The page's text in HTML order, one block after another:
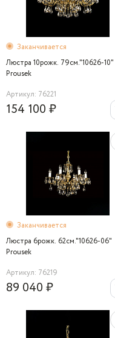
Заканчивается
Люстра 10рожк. 79см."10626-10"
Prousek
Артикул: 76221
154 100 ₽
Заканчивается
Люстра 6рожк. 62см."10626-06"
Prousek
Артикул: 76219
89 040 ₽